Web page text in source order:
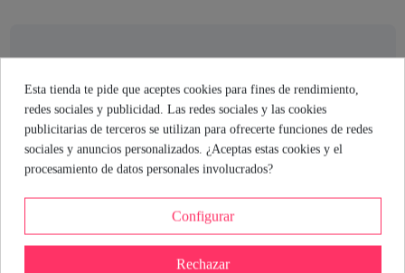
Si buscas una experiencia diferente, esta funda extensora con
strap para testículos es una opción directa y efectiva. El diseño
realista y los relieves pueden aportar nuevas sensaciones para
ambos. Recuerda siempre usar productos de calidad y ajustar bien
el strap para mayor comodidad y seguridad durante el uso.
María Hernando
Esta tienda te pide que aceptes cookies para fines de rendimiento,
redes sociales y publicidad. Las redes sociales y las cookies
publicitarias de terceros se utilizan para ofrecerte funciones de redes
sociales y anuncios personalizados. ¿Aceptas estas cookies y el
procesamiento de datos personales involucrados?
Configurar
Rechazar